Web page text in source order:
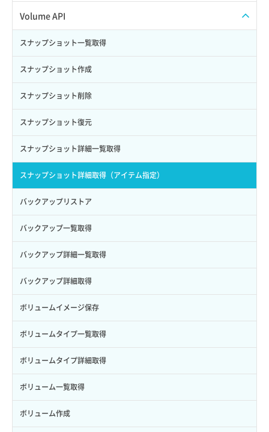
APIでVPSを作成する
API情報を確認する
Credential一覧取得
Credential作成
Credential削除
Credential詳細取得
サブユーザーからロールを紐づけ解除
サブユーザーにロールを紐づけ
サブユーザー一覧取得
サブユーザー作成
サブユーザー削除
サブユーザー更新
サブユーザー詳細取得
トークン発行
パーミッション一覧取得
ロールからパーミッションを紐づけ解除
ロールにパーミッションを紐づけ
ロール一覧取得
Volume API
スナップショット一覧取得
スナップショット作成
スナップショット削除
スナップショット復元
スナップショット詳細一覧取得
スナップショット詳細取得（アイテム指定）
バックアップリストア
バックアップ一覧取得
バックアップ詳細一覧取得
バックアップ詳細取得
ボリュームイメージ保存
ボリュームタイプ一覧取得
ボリュームタイプ詳細取得
ボリューム一覧取得
ボリューム作成